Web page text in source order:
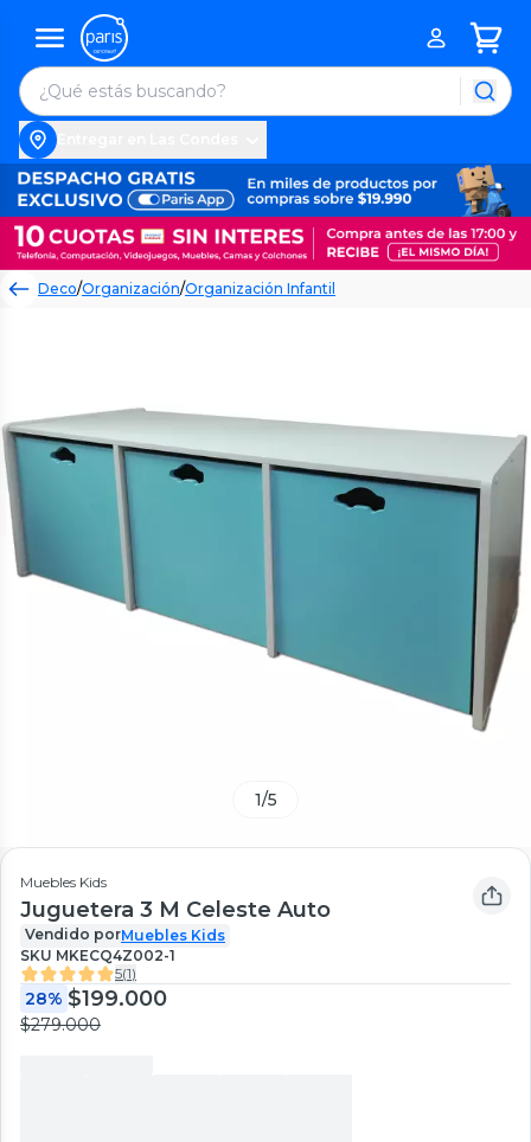
Deco/Organización/Organización Infantil
1/5
Muebles Kids
Juguetera 3 M Celeste Auto
Vendido porMuebles Kids
SKU MKECQ4Z002-1
5(1)
28% $199.000
$279.000